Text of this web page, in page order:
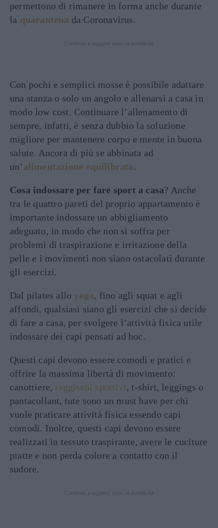
permettono di rimanere in forma anche durante
la quarantena da Coronavirus.
Con pochi e semplici mosse è possibile adattare
una stanza o solo un angolo e allenarsi a casa in
modo low cost. Continuare l’allenamento di
sempre, infatti, è senza dubbio la soluzione
migliore per mantenere corpo e mente in buona
salute. Ancora di più se abbinata ad
un’alimentazione equilibrata.
Cosa indossare per fare sport a casa? Anche
tra le quattro pareti del proprio appartamento è
importante indossare un abbigliamento
adeguato, in modo che non si soffra per
problemi di traspirazione e irritazione della
pelle e i movimenti non siano ostacolati durante
gli esercizi.
Dal pilates alloyoga, fino agli squat e agli
affondi, qualsiasi siano gli esercizi che si decide
di fare a casa, per svolgere l’attività fisica utile
indossare dei capi pensati ad hoc.
Questi capi devono essere comodi e pratici e
offrire la massima libertà di movimento:
canottiere, reggiseni sportivi, t-shirt, leggings o
pantacollant, tute sono un must have per chi
vuole praticare attività fisica essendo capi
comodi. Inoltre, questi capi devono essere
realizzati in tessuto traspirante, avere le cuciture
piatte e non perda colore a contatto con il
sudore.